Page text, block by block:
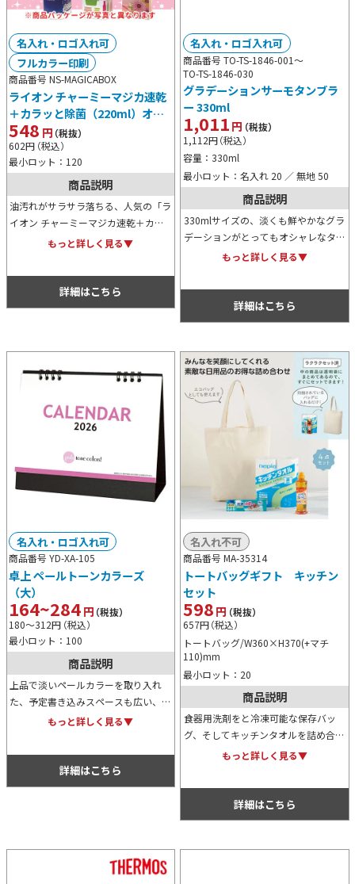
商品番号 NS-MAGICABOX
ライオン チャーミーマジカ速乾
＋カラッと除菌（220ml）オリ
ジナル箱入り
548 円（税抜）
602円（税込）
最小ロット：120
名入れ・ロゴ入れ可
フルカラー印刷
商品説明
油汚れがサラサラ落ちる、人気の「ラ
イオン チャーミーマジカ速乾＋カラ
ッと除菌（シトラスグリーンの香
贈答・配布用をはじめ、各種ノベルテ
ィに最適です。
もっと詳しく見る▼
詳細はこちら
商品番号 TO-TS-1846-001～
TO-TS-1846-030
グラデーションサーモタンブラ
ー 330ml
1,011円（税抜）
1,112円（税込）
容量：330ml
最小ロット：名入れ 20 ／ 無地 50
名入れ・ロゴ入れ可
商品説明
330mlサイズの、淡くも鮮やかなグラ
デーションがとってもオシャレなタン
ブラーです。オリジナル名入れも可能
ティ用にも人気のあるタイプです。
もっと詳しく見る▼
詳細はこちら
商品番号 YD-XA-105
卓上 ペールトーンカラーズ
（大）
164~284円（税抜）
180～312円（税込）
最小ロット：100
名入れ・ロゴ入れ可
商品説明
上品で淡いペールカラーを取り入れ
た、予定書き込みスペースも広い、大
きめサイズの卓上カレンダー。オフィ
イテムです。※掲載している価格は、
100冊の場合の1冊単価になります。
もっと詳しく見る▼
詳細はこちら
商品番号 MA-35314
トートバッグギフト キッチン
セット
598円（税抜）
657円（税込）
トートバッグ/W360×H370(+マチ
110)mm
最小ロット：20
名入れ不可
商品説明
食器用洗剤をと冷凍可能な保存バッ
グ、そしてキッチンタオルを詰め合わ
せたトートバッグギフト。コットント
もっと詳しく見る▼
詳細はこちら